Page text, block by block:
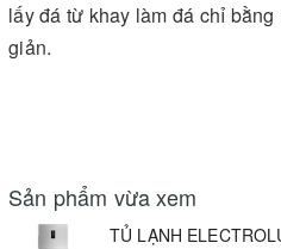
lấy đá từ khay làm đá chỉ
giản.
Sản phẩm vừa xem
TỦ LẠNH